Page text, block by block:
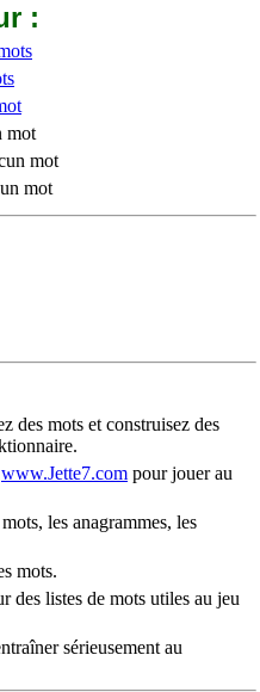
:
mot
mot
mot
des mots et construisez des
www.Jette7.com pour jouer au
les anagrammes, les
mots.
des listes de mots utiles au jeu
sérieusement au